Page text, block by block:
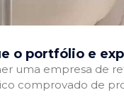
o portfólio e
uma empresa de
comprovado de